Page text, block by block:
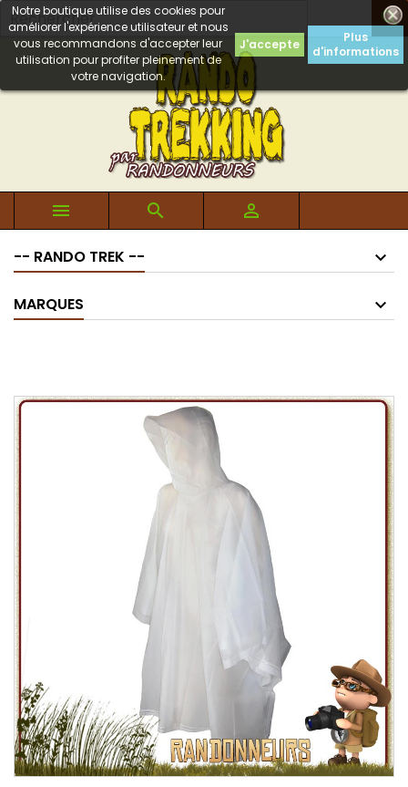

Notre boutique utilise des cookies pour
améliorer l'expérience utilisateur et nous
vous recommandons d'accepter leur
utilisation pour profiter pleinement de
votre navigation.
J'accepte
Plus
d'informations
  
-- RANDO TREK --
MARQUES